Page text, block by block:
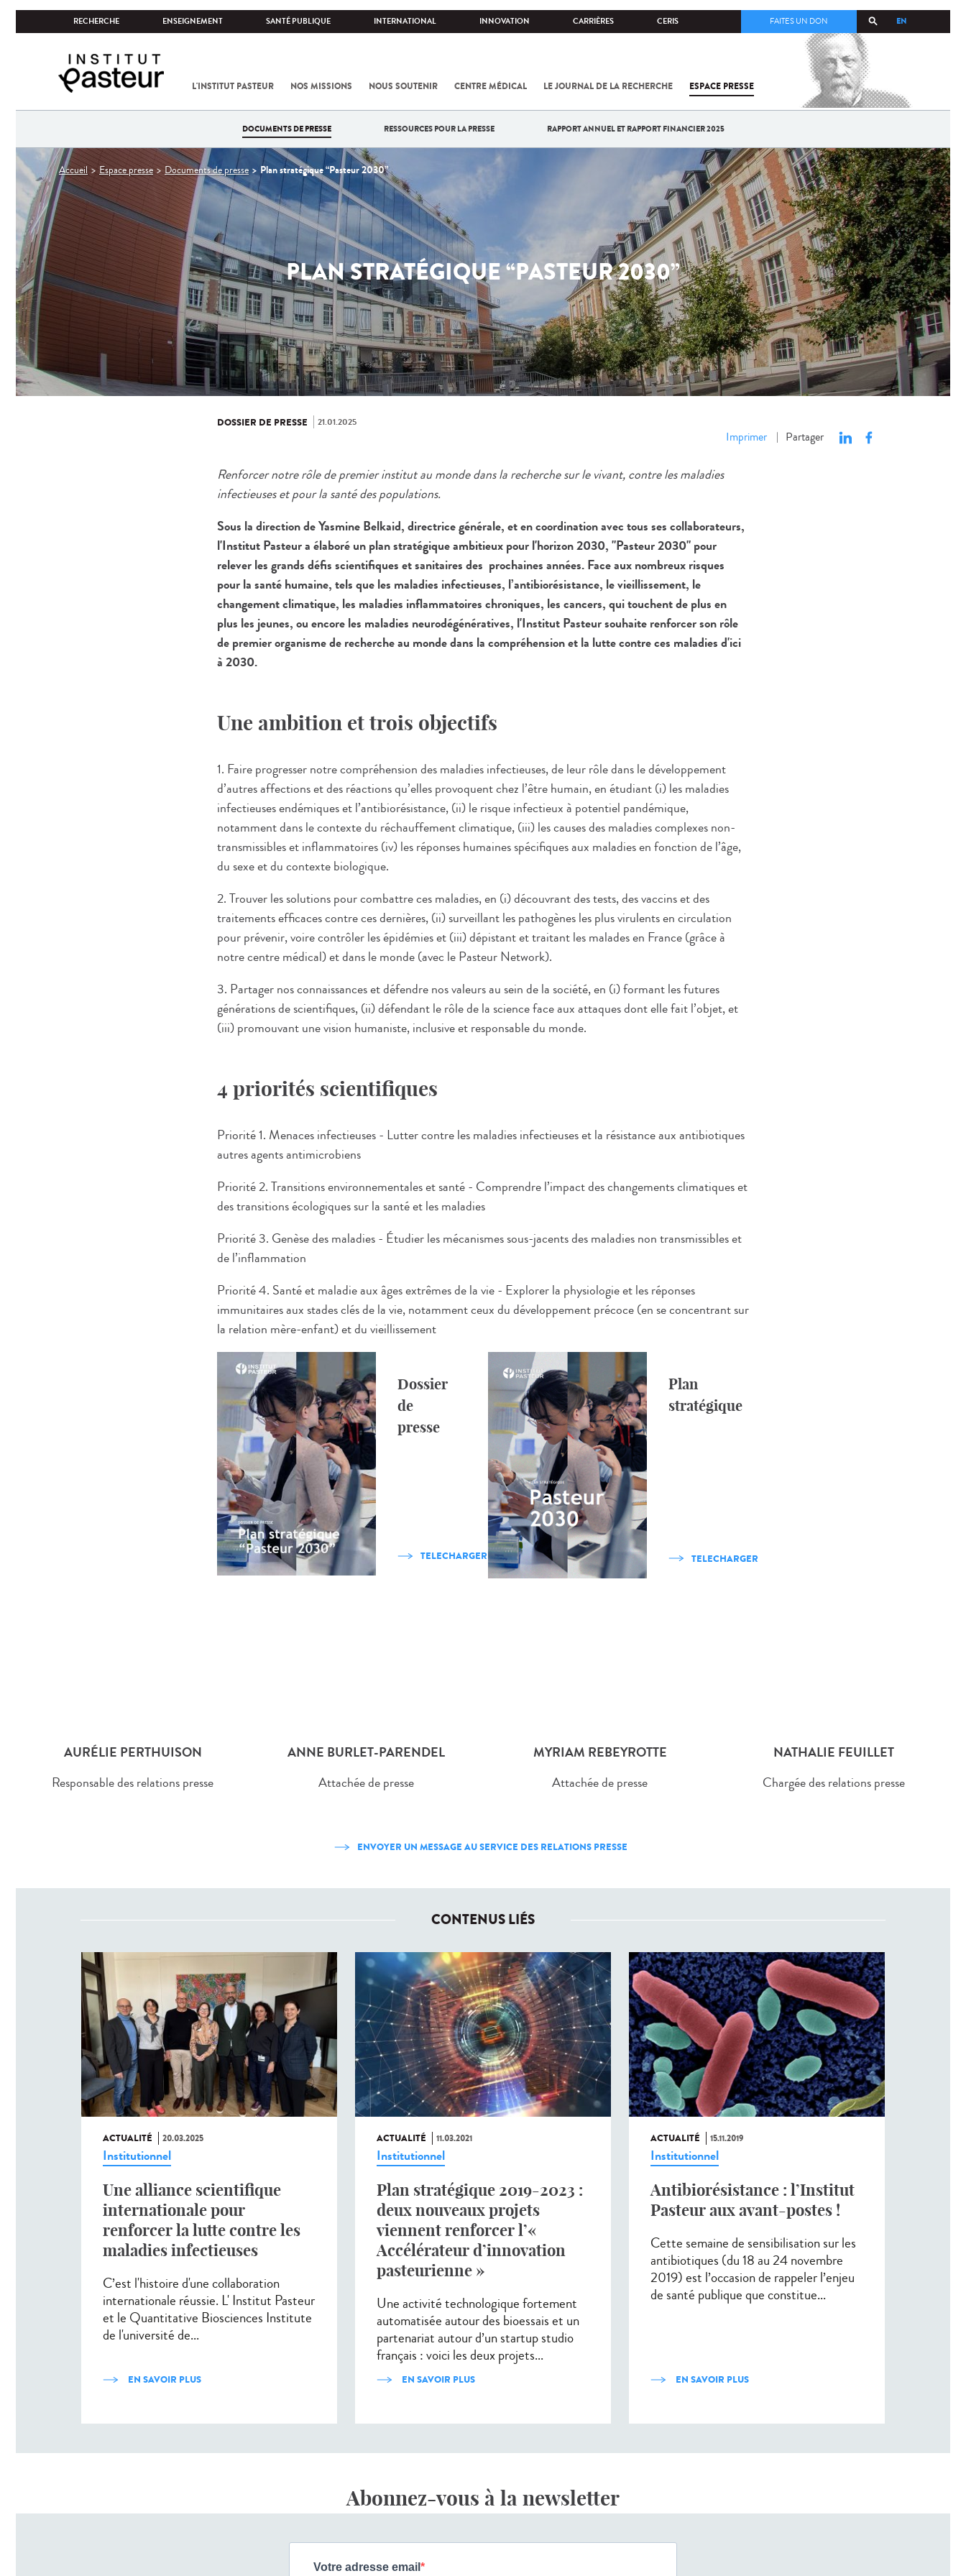
RECHERCHE ENSEIGNEMENT SANTÉ PUBLIQUE INTERNATIONAL INNOVATION CARRIÈRES CERIS EN
FAITES UN DON
L'INSTITUT PASTEUR NOS MISSIONS NOUS SOUTENIR CENTRE MÉDICAL LE JOURNAL DE LA RECHERCHE ESPACE PRESSE
COV-2 /
L'INSTITUT
PASTEUR
DOCUMENTS DE PRESSE RESSOURCES POUR LA PRESSE RAPPORT ANNUEL ET RAPPORT FINANCIER 2025
Vous
êtes
ici
Accueil Espace presse Documents de presse Plan stratégique “Pasteur 2030”
PLAN STRATÉGIQUE “PASTEUR 2030”
DOSSIER DE PRESSE 21.01.2025
Imprimer | Partager
Renforcer notre rôle de premier institut au monde dans la recherche sur le vivant, contre les maladies
infectieuses et pour la santé des populations.
Sous la direction de Yasmine Belkaid, directrice générale, et en coordination avec tous ses collaborateurs,
l'Institut Pasteur a élaboré un plan stratégique ambitieux pour l'horizon 2030, "Pasteur 2030" pour
relever les grands défis scientifiques et sanitaires des prochaines années. Face aux nombreux risques
pour la santé humaine, tels que les maladies infectieuses, l’antibiorésistance, le vieillissement, le
changement climatique, les maladies inflammatoires chroniques, les cancers, qui touchent de plus en
plus les jeunes, ou encore les maladies neurodégénératives, l'Institut Pasteur souhaite renforcer son rôle
de premier organisme de recherche au monde dans la compréhension et la lutte contre ces maladies d'ici
à 2030.
Une ambition et trois objectifs
1. Faire progresser notre compréhension des maladies infectieuses, de leur rôle dans le développement
d’autres affections et des réactions qu’elles provoquent chez l’être humain, en étudiant (i) les maladies
infectieuses endémiques et l’antibiorésistance, (ii) le risque infectieux à potentiel pandémique,
notamment dans le contexte du réchauffement climatique, (iii) les causes des maladies complexes non-
transmissibles et inflammatoires (iv) les réponses humaines spécifiques aux maladies en fonction de l’âge,
du sexe et du contexte biologique.
2. Trouver les solutions pour combattre ces maladies, en (i) découvrant des tests, des vaccins et des
traitements efficaces contre ces dernières, (ii) surveillant les pathogènes les plus virulents en circulation
pour prévenir, voire contrôler les épidémies et (iii) dépistant et traitant les malades en France (grâce à
notre centre médical) et dans le monde (avec le Pasteur Network).
3. Partager nos connaissances et défendre nos valeurs au sein de la société, en (i) formant les futures
générations de scientifiques, (ii) défendant le rôle de la science face aux attaques dont elle fait l’objet, et
(iii) promouvant une vision humaniste, inclusive et responsable du monde.
4 priorités scientifiques
Priorité 1. Menaces infectieuses - Lutter contre les maladies infectieuses et la résistance aux antibiotiques
autres agents antimicrobiens
Priorité 2. Transitions environnementales et santé - Comprendre l’impact des changements climatiques et
des transitions écologiques sur la santé et les maladies
Priorité 3. Genèse des maladies - Étudier les mécanismes sous-jacents des maladies non transmissibles et
de l’inflammation
Priorité 4. Santé et maladie aux âges extrêmes de la vie - Explorer la physiologie et les réponses
immunitaires aux stades clés de la vie, notamment ceux du développement précoce (en se concentrant sur
la relation mère-enfant) et du vieillissement
Dossier
de
presse
TELECHARGER
Plan
stratégique
TELECHARGER
AURÉLIE PERTHUISON
Responsable des relations presse
ANNE BURLET-PARENDEL
Attachée de presse
MYRIAM REBEYROTTE
Attachée de presse
NATHALIE FEUILLET
Chargée des relations presse
ENVOYER UN MESSAGE AU SERVICE DES RELATIONS PRESSE
CONTENUS LIÉS
ACTUALITÉ 20.03.2025
Institutionnel
Une alliance scientifique
internationale pour
renforcer la lutte contre les
maladies infectieuses
C’est l'histoire d'une collaboration
internationale réussie. L' Institut Pasteur
et le Quantitative Biosciences Institute
de l'université de...
EN SAVOIR PLUS
ACTUALITÉ 11.03.2021
Institutionnel
Plan stratégique 2019-2023 :
deux nouveaux projets
viennent renforcer l’«
Accélérateur d’innovation
pasteurienne »
Une activité technologique fortement
automatisée autour des bioessais et un
partenariat autour d’un startup studio
français : voici les deux projets...
EN SAVOIR PLUS
ACTUALITÉ 15.11.2019
Institutionnel
Antibiorésistance : l’Institut
Pasteur aux avant-postes !
Cette semaine de sensibilisation sur les
antibiotiques (du 18 au 24 novembre
2019) est l’occasion de rappeler l’enjeu
de santé publique que constitue...
EN SAVOIR PLUS
Abonnez-vous à la newsletter